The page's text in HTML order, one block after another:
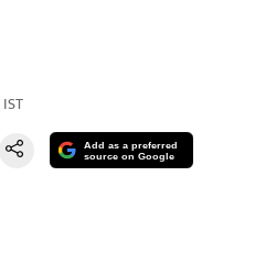
IST
Add as a preferred
source on Google